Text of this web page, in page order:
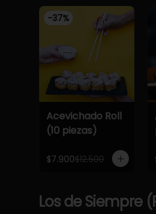
-37%
Acevichado Roll
(10 piezas)
$7.900$12.500
Los de Siempre